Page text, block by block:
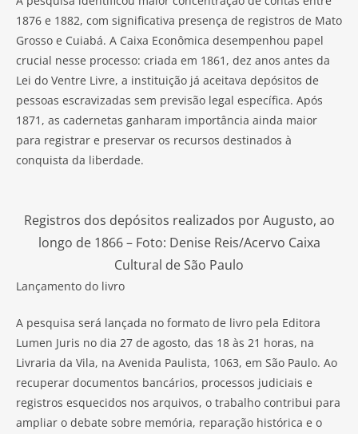
1876 e 1882, com significativa presença de registros de Mato
Grosso e Cuiabá. A Caixa Econômica desempenhou papel
crucial nesse processo: criada em 1861, dez anos antes da
Lei do Ventre Livre, a instituição já aceitava depósitos de
pessoas escravizadas sem previsão legal específica. Após
1871, as cadernetas ganharam importância ainda maior
para registrar e preservar os recursos destinados à
conquista da liberdade.
Registros dos depósitos realizados por Augusto, ao
longo de 1866 – Foto: Denise Reis/Acervo Caixa
Cultural de São Paulo
Lançamento do livro
A pesquisa será lançada no formato de livro pela Editora
Lumen Juris no dia 27 de agosto, das 18 às 21 horas, na
Livraria da Vila, na Avenida Paulista, 1063, em São Paulo. Ao
recuperar documentos bancários, processos judiciais e
registros esquecidos nos arquivos, o trabalho contribui para
ampliar o debate sobre memória, reparação histórica e o